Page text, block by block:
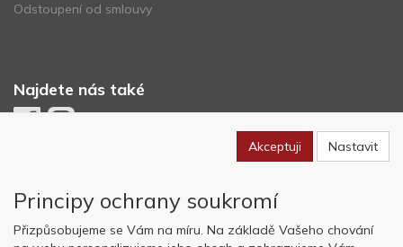
Odstoupení od smlouvy
Najdete nás také
Akceptuji Nastavit
Principy ochrany soukromí
Přizpůsobujeme se Vám na míru. Na základě Vašeho chování